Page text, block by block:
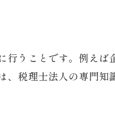
得られる安心感
のメリットとは
うことです。例え
税理士法人の専門